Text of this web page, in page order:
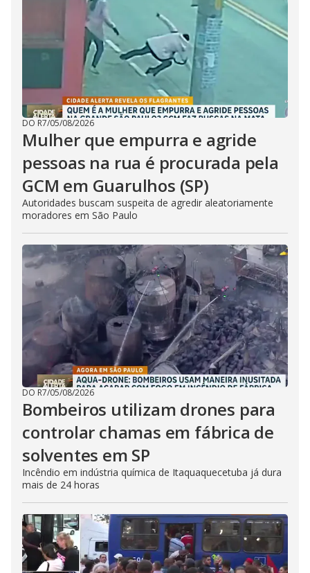
DO R7/05/08/2026
Mulher que empurra e agride
pessoas na rua é procurada pela
GCM em Guarulhos (SP)
Autoridades buscam suspeita de agredir aleatoriamente
moradores em São Paulo
DO R7/05/08/2026
Bombeiros utilizam drones para
controlar chamas em fábrica de
solventes em SP
Incêndio em indústria química de Itaquaquecetuba já dura
mais de 24 horas